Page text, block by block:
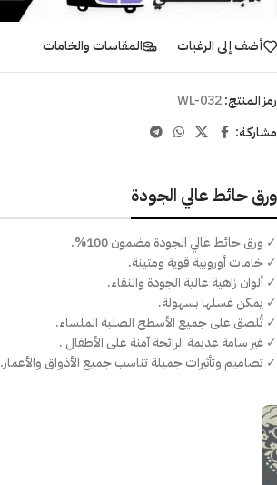
أضف إلى الرغبات المقاسات والخامات
رمز المنتج:WL-032
مشاركـة:
ورق حائط عالي الجودة
✓ ورق حائط عالي الجودة مضمون 100%.
✓ خامات أوروبية قوية ومتينة.
✓ ألوان زاهية عالية الجودة والنقاء.
✓ يمكن غسلها بسهولة.
✓ تُلصق على جميع الأسطح الصلبة الملساء.
✓ غير سامة عديمة الرائحة آمنة على الأطفال .
✓ تصاميم وتأثيرات جميلة تناسب جميع الأذواق والأعمار.